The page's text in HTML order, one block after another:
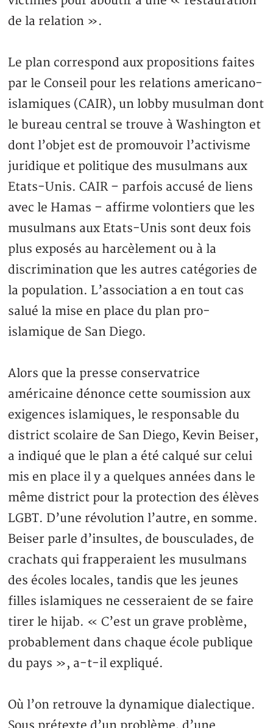
de la relation ».
Le plan correspond aux propositions faites
par le Conseil pour les relations americano-
islamiques (CAIR), un lobby musulman dont
le bureau central se trouve à Washington et
dont l’objet est de promouvoir l’activisme
juridique et politique des musulmans aux
Etats-Unis. CAIR – parfois accusé de liens
avec le Hamas – affirme volontiers que les
musulmans aux Etats-Unis sont deux fois
plus exposés au harcèlement ou à la
discrimination que les autres catégories de
la population. L’association a en tout cas
salué la mise en place du plan pro-
islamique de San Diego.
Alors que la presse conservatrice
américaine dénonce cette soumission aux
exigences islamiques, le responsable du
district scolaire de San Diego, Kevin Beiser,
a indiqué que le plan a été calqué sur celui
mis en place il y a quelques années dans le
même district pour la protection des élèves
LGBT. D’une révolution l’autre, en somme.
Beiser parle d’insultes, de bousculades, de
crachats qui frapperaient les musulmans
des écoles locales, tandis que les jeunes
filles islamiques ne cesseraient de se faire
tirer le hijab. « C’est un grave problème,
probablement dans chaque école publique
du pays », a-t-il expliqué.
Où l’on retrouve la dynamique dialectique.